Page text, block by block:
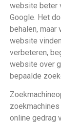
website beter
Google. Het
behalen,
website
verbeteren,
website over
bepaalde
online gedrag